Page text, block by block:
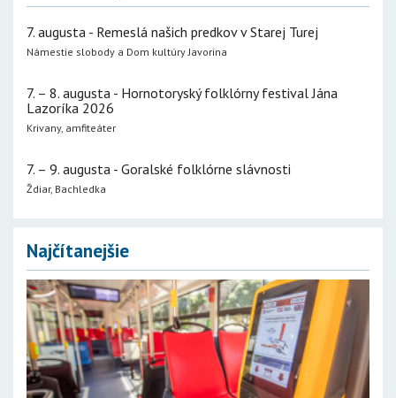
7. augusta - Remeslá našich predkov v Starej Turej
Námestie slobody a Dom kultúry Javorina
7. – 8. augusta - Hornotoryský folklórny festival Jána
Lazoríka 2026
Krivany, amfiteáter
7. – 9. augusta - Goralské folklórne slávnosti
Ždiar, Bachledka
Najčítanejšie